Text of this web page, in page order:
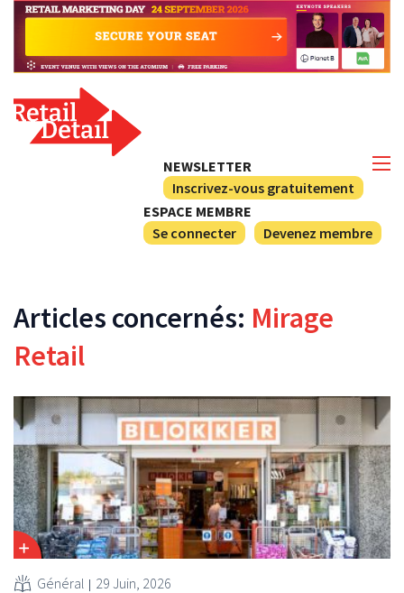
NEWSLETTER
Inscrivez-vous gratuitement
ESPACE MEMBRE
Se connecter
Devenez membre
Articles concernés: Mirage
Retail
Général 29 Juin, 2026